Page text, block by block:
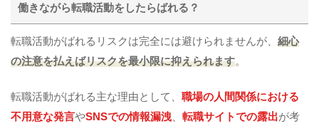
働きながら転職活動をしたらばれる？
転職活動がばれるリスクは完全には避けられませんが、 細心
の注意を払えばリスクを最小限に抑えられます。
転職活動がばれる主な理由として、 職場の人間関係における
不用意な発言やSNSでの情報漏洩 転職サイトでの露出が考